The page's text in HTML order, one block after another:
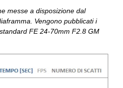
messe a disposizione dal
Vengono pubblicati i
FE 24-70mm F2.8 GM